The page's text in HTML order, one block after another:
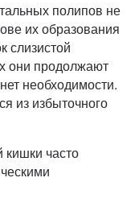
полипов не
их образования
слизистой
они продолжают
необходимости.
из избыточного
кишки часто